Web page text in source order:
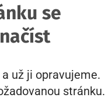
se
už ji opravujeme.
stránku.